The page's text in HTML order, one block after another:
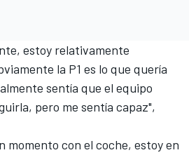
estoy relativamente
la P1 es lo que quería
sentía que el equipo
pero me sentía capaz",
momento con el coche, estoy en